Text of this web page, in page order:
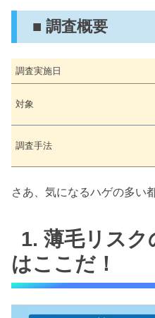
■ 調査概要
調査実施日
対象
調査手法
さあ、気になるハゲの多い
1. 薄毛リス
はここだ！